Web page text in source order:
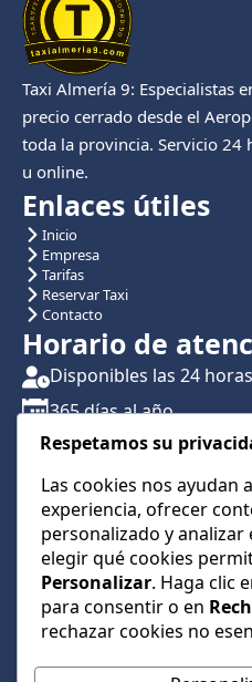
Taxi Almería 9: Especialistas
precio cerrado desde el
toda la provincia. Servicio 24
u online.
Enlaces útiles
Inicio
Empresa
Tarifas
Reservar Taxi
Contacto
Horario de
Disponibles las 24 horas
365 días al año
Traslados con reserva
Atención por teléfono y
CONTÁCTANOS
+34 622 01 23 74
+34 622 01 23 74
info@taxialmeria9.com
Respetamos su
Las cookies nos ayudan
experiencia, ofrecer
personalizado y analizar
elegir qué cookies
Personalizar. Haga clic
para consentir o en
rechazar cookies no